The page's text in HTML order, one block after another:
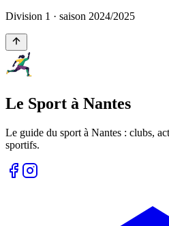
Division 1 · saison 2024/2025
Le Sport à Nantes
Le guide du sport à Nantes : clubs,
sportifs.